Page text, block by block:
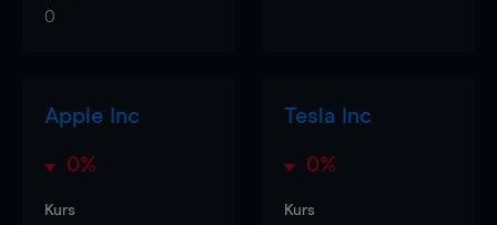
0
Apple Inc
0%
Kurs
Tesla Inc
0%
Kurs